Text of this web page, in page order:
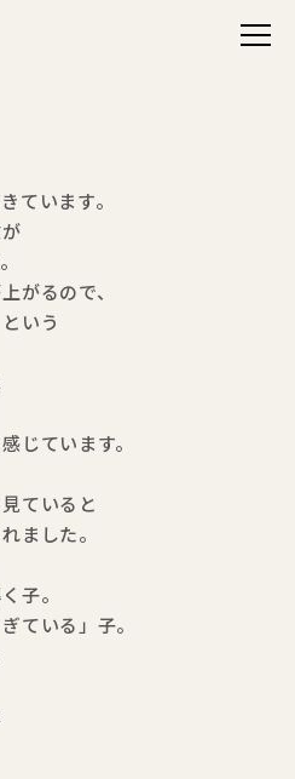
メニ
ています。
がるので、
いう
じています。
ていると
ました。
子。
ている」子。